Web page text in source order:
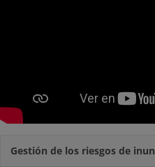
Gestión de los riesgos de